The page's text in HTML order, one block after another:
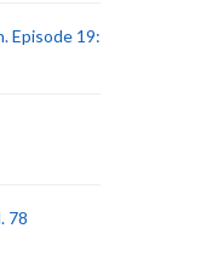
Episode 19:
78